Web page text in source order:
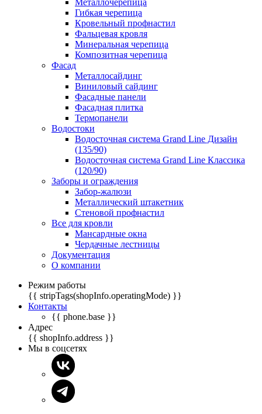
Металлочерепица
Гибкая черепица
Кровельный профнастил
Фальцевая кровля
Минеральная черепица
Композитная черепица
Фасад
Металлосайдинг
Виниловый сайдинг
Фасадные панели
Фасадная плитка
Термопанели
Водостоки
Водосточная система Grand Line Дизайн
(135/90)
Водосточная система Grand Line Классика
(120/90)
Заборы и ограждения
Забор-жалюзи
Металлический штакетник
Стеновой профнастил
Все для кровли
Мансардные окна
Чердачные лестницы
Документация
О компании
Режим работы
{{ stripTags(shopInfo.operatingMode) }}
Контакты
{{ phone.base }}
Адрес
{{ shopInfo.address }}
Мы в соцсетях